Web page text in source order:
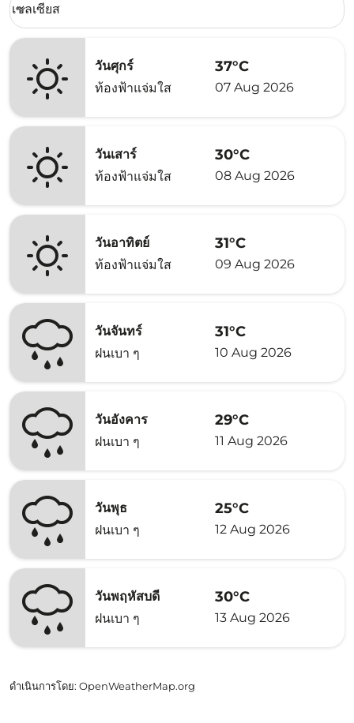
เซลเซียส
keyboard_arrow_down
วันศุกร์
ท้องฟ้าแจ่มใส
37°C
07 Aug 2026
วันเสาร์
ท้องฟ้าแจ่มใส
30°C
08 Aug 2026
วันอาทิตย์
ท้องฟ้าแจ่มใส
31°C
09 Aug 2026
วันจันทร์
ฝนเบา ๆ
31°C
10 Aug 2026
วันอังคาร
ฝนเบา ๆ
29°C
11 Aug 2026
วันพุธ
ฝนเบา ๆ
25°C
12 Aug 2026
วันพฤหัสบดี
ฝนเบา ๆ
30°C
13 Aug 2026
ดำเนินการโดย: OpenWeatherMap.org